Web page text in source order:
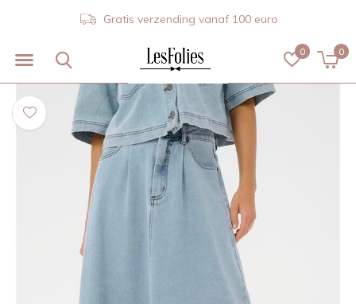
0 0
Gratis verzending vanaf 100 euro